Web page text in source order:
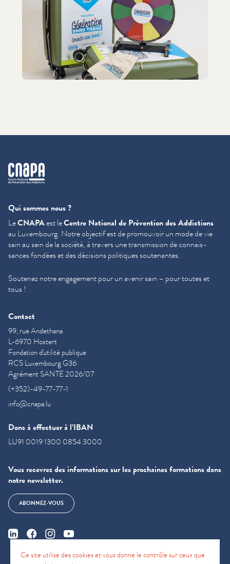
cnapa
Qui sommes nous ?
LeCNAPAest leCentre National de Prévention des Addictions
au Luxembourg. Notre objectif est de promouvoir un mode de vie
sain au sein de la société, à travers une trans­mis­sion de con­nais­
sances fondées et des décisions politiques soutenantes.
Soutenez notre engagement pour un avenir sain – pour toutes et
tous !
Contact
99, rue Andethana
L-6970 Hostert
Fondation d'utilité publique
RCS Luxembourg G36
Agrément SANTE 2026/07
(+352)-49-77-77-1
info@cnapa.lu
Dons à effectuer à l’IBAN
LU91 0019 1300 0854 3000
Vous recevrez des informations sur les prochaines formations dans
notre newsletter.
ABONNEZ-VOUS
Ce site utilise des cookies et vous donne le contrôle sur ceux que